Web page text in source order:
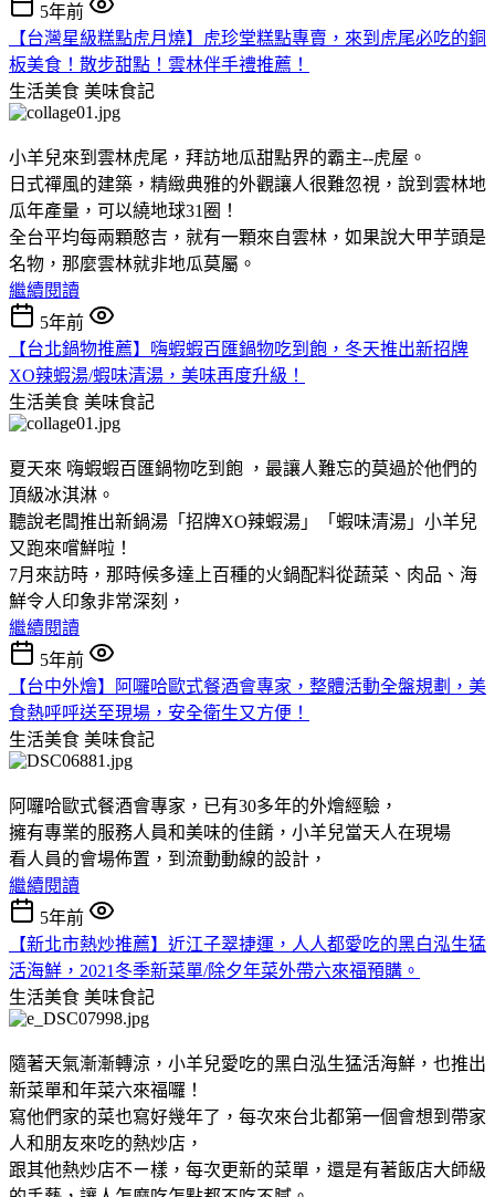
5年前
【台灣星級糕點虎月燒】虎珍堂糕點專賣，來到虎尾必吃的銅
板美食！散步甜點！雲林伴手禮推薦！
生活美食 美味食記
小羊兒來到雲林虎尾，拜訪地瓜甜點界的霸主--虎屋。
日式禪風的建築，精緻典雅的外觀讓人很難忽視，說到雲林地
瓜年產量，可以繞地球31圈！
全台平均每兩顆憨吉，就有一顆來自雲林，如果說大甲芋頭是
名物，那麼雲林就非地瓜莫屬。
繼續閱讀
5年前
【台北鍋物推薦】嗨蝦蝦百匯鍋物吃到飽，冬天推出新招牌
XO辣蝦湯/蝦味清湯，美味再度升級！
生活美食 美味食記
夏天來 嗨蝦蝦百匯鍋物吃到飽 ，最讓人難忘的莫過於他們的
頂級冰淇淋。
聽說老闆推出新鍋湯「招牌XO辣蝦湯」「蝦味清湯」小羊兒
又跑來嚐鮮啦！
7月來訪時，那時候多達上百種的火鍋配料從蔬菜、肉品、海
鮮令人印象非常深刻，
繼續閱讀
5年前
【台中外燴】阿囉哈歐式餐酒會專家，整體活動全盤規劃，美
食熱呼呼送至現場，安全衛生又方便！
生活美食 美味食記
阿囉哈歐式餐酒會專家，已有30多年的外燴經驗，
擁有專業的服務人員和美味的佳餚，小羊兒當天人在現場
看人員的會場佈置，到流動動線的設計，
繼續閱讀
5年前
【新北市熱炒推薦】近江子翠捷運，人人都愛吃的黑白泓生猛
活海鮮，2021冬季新菜單/除夕年菜外帶六來福預購。
生活美食 美味食記
隨著天氣漸漸轉涼，小羊兒愛吃的黑白泓生猛活海鮮，也推出
新菜單和年菜六來福囉！
寫他們家的菜也寫好幾年了，每次來台北都第一個會想到帶家
人和朋友來吃的熱炒店，
跟其他熱炒店不ㄧ樣，每次更新的菜單，還是有著飯店大師級